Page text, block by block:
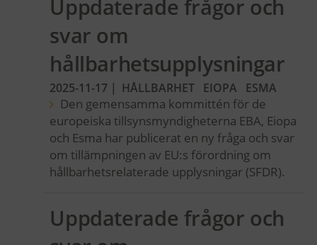
Uppdaterade frågor och
svar om
hållbarhetsupplysningar
2025-11-17 | HÅLLBARHET EIOPA ESMA
Den gemensamma kommittén för de
europeiska tillsynsmyndigheterna EBA, Eiopa
och Esma har publicerat en ny fråga och svar
om tillämpningen av EU:s förordning om
hållbarhetsrelaterade upplysningar (SFDR).
Uppdaterade frågor och